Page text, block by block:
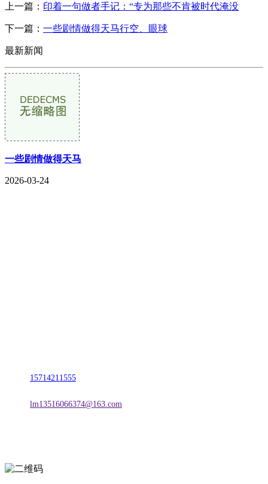
上一篇： 印着一句做者手记：“专为那些不肯被时代淹没
下一篇： 一些剧情做得天马行空、眼球
最新新闻
一些剧情做得天马
2026-03-24
15714211555
lm13516066374@163.com